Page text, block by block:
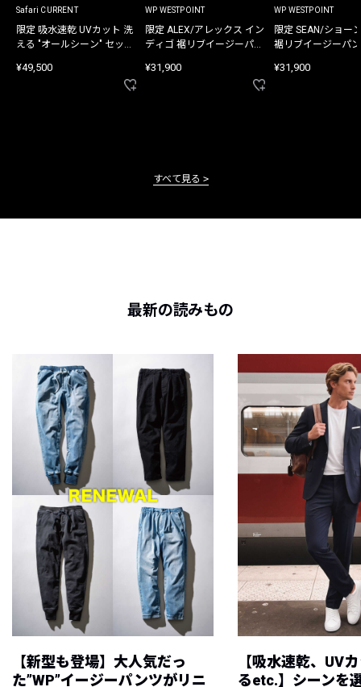
Safari CURRENT
限定 吸水速乾 UVカット 洗
える "オールシーン" セット
¥49,500
WP WESTPOINT
限定 ALEX/アレックス イン
ディゴ 裾リブイージーパン
¥31,900
WP WESTPOINT
限定 SEAN/ショー
裾リブイージーパ
¥31,900
すべて見る
最新の読みもの
【新型も登場】大人気だっ
た”WP”イージーパンツがリニ
【吸水速乾、UV
るetc.】シーンを